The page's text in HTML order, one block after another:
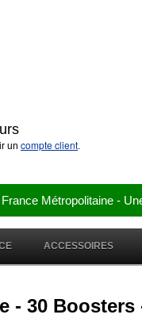
un compte client.
Métropolitaine -
ACCESSOIRES
30 Boosters